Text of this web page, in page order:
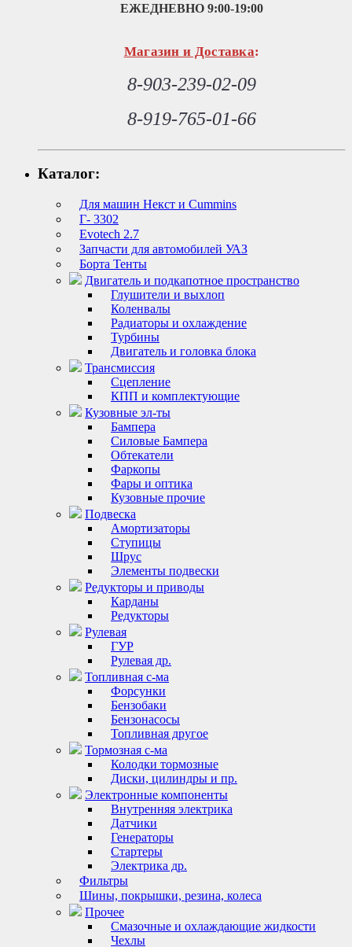
ЕЖЕДНЕВНО 9:00-19:00
Магазин и Доставка:
8-903-239-02-09
8-919-765-01-66
Каталог:
Для машин Некст и Cummins
Г- 3302
Evotech 2.7
Запчасти для автомобилей УАЗ
Борта Тенты
Двигатель и подкапотное пространство
Глушители и выхлоп
Коленвалы
Радиаторы и охлаждение
Турбины
Двигатель и головка блока
Трансмиссия
Сцепление
КПП и комплектующие
Кузовные эл-ты
Бампера
Силовые Бампера
Обтекатели
Фаркопы
Фары и оптика
Кузовные прочие
Подвеска
Амортизаторы
Ступицы
Шрус
Элементы подвески
Редукторы и приводы
Карданы
Редукторы
Рулевая
ГУР
Рулевая др.
Топливная с-ма
Форсунки
Бензобаки
Бензонасосы
Топливная другое
Тормозная с-ма
Колодки тормозные
Диски, цилиндры и пр.
Электронные компоненты
Внутренняя электрика
Датчики
Генераторы
Стартеры
Электрика др.
Фильтры
Шины, покрышки, резина, колеса
Прочее
Смазочные и охлаждающие жидкости
Чехлы